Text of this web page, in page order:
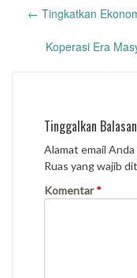
Post
← Tingkatkan
Koperasi Era
Tinggalkan Balasan
Alamat email
Ruas yang wajib
Komentar*